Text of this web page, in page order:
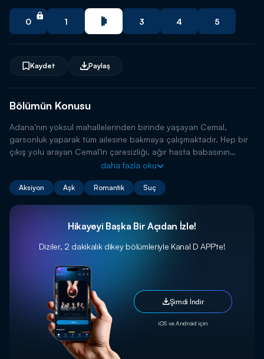
Bölümün Konusu
Adana’nın yoksul mahallelerinden birinde yaşayan Cemal,
garsonluk yaparak tüm ailesine bakmaya çalışmaktadır. Hep bir
çıkış yolu arayan Cemal’in çaresizliği, ağır hasta babasının
ölümüyle daha da büyümüştür. Bu acı olay hayatını kökten
daha fazla oku
Aksiyon Aşk Romantik Suç
Kaydet Paylaş
0 1 3 4 5
Hikayeyi Başka Bir Açıdan İzle!
Diziler, 2 dakikalık dikey bölümleriyle Kanal D APP'te!
Şimdi İndir
iOS ve Android için